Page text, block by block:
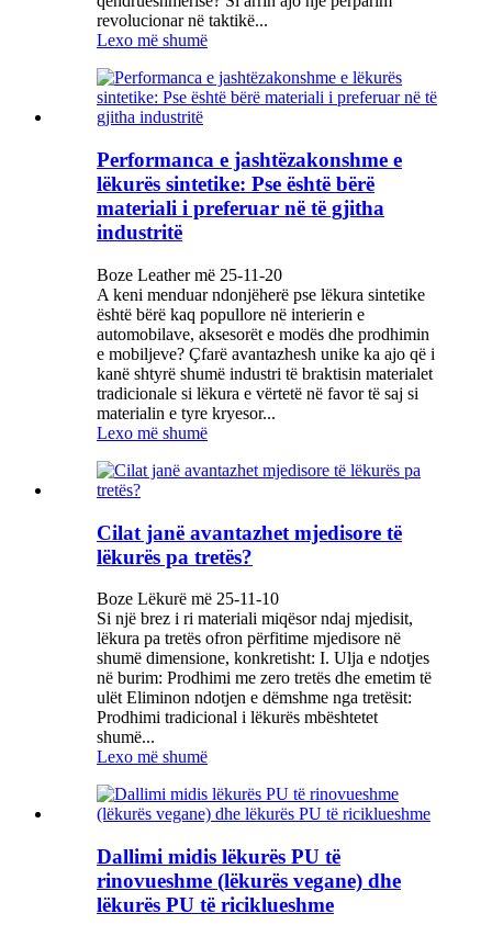
revolucionar në taktikë...
Lexo më shumë
Performanca e jashtëzakonshme e
lëkurës sintetike: Pse është bërë
materiali i preferuar në të gjitha
industritë
Boze Leather më 25-11-20
A keni menduar ndonjëherë pse lëkura sintetike
është bërë kaq popullore në interierin e
automobilave, aksesorët e modës dhe prodhimin
e mobiljeve? Çfarë avantazhesh unike ka ajo që i
kanë shtyrë shumë industri të braktisin materialet
tradicionale si lëkura e vërtetë në favor të saj si
materialin e tyre kryesor...
Lexo më shumë
Cilat janë avantazhet mjedisore të
lëkurës pa tretës?
Boze Lëkurë më 25-11-10
Si një brez i ri materiali miqësor ndaj mjedisit,
lëkura pa tretës ofron përfitime mjedisore në
shumë dimensione, konkretisht: I. Ulja e ndotjes
në burim: Prodhimi me zero tretës dhe emetim të
ulët Eliminon ndotjen e dëmshme nga tretësit:
Prodhimi tradicional i lëkurës mbështetet
shumë...
Lexo më shumë
Dallimi midis lëkurës PU të
rinovueshme (lëkurës vegane) dhe
lëkurës PU të riciklueshme